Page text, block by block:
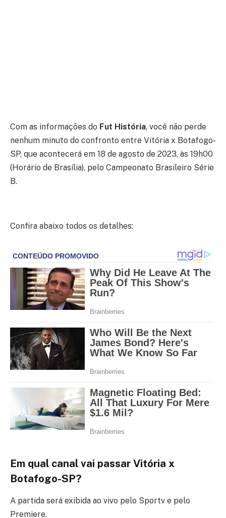
Com as informações do Fut História, você não perde
nenhum minuto do confronto entre Vitória x Botafogo-
SP, que acontecerá em 18 de agosto de 2023, às 19h00
(Horário de Brasília), pelo Campeonato Brasileiro Série
B.
Confira abaixo todos os detalhes:
Em qual canal vai passar Vitória x
Botafogo-SP?
A partida será exibida ao vivo pelo Sportv e pelo
Premiere.